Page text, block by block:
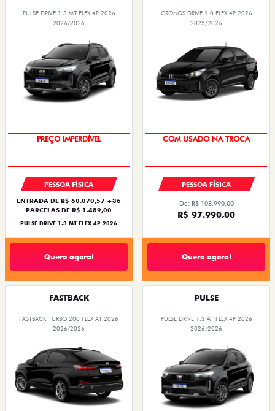
PULSE DRIVE 1.3 MT FLEX 4P 2026
2026/2026
PESSOA FÍSICA
ENTRADA DE R$ 60.070,57 +36
PARCELAS DE R$ 1.489,00
PULSE DRIVE 1.3 MT FLEX 4P 2026
Quero agora!
CRONOS DRIVE 1.0 FLEX 4P 2026
2025/2026
PESSOA FÍSICA
De: R$ 108.990,00
R$ 97.990,00
Quero agora!
FASTBACK
FASTBACK TURBO 200 FLEX AT 2026
2026/2026
PULSE
PULSE DRIVE 1.3 AT FLEX 4P 2026
2026/2026